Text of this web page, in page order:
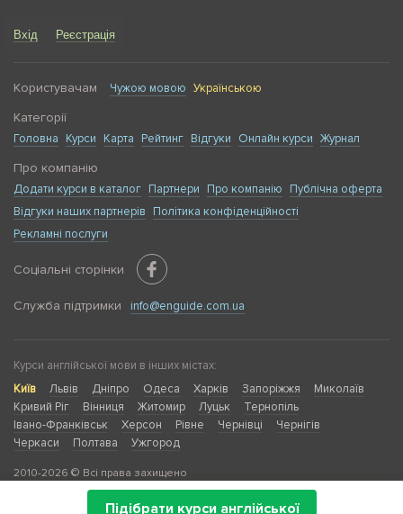
Підібрати курси англійської
Вхід Реєстрація
Користувачам Чужою мовою Українською
Категорії
Головна Курси Карта Рейтинг Відгуки Онлайн курси Журнал
Про компанію
Додати курси в каталог Партнери Про компанію
Публічна оферта
Відгуки наших партнерів
Політика конфіденційності
Рекламні послуги
Соціальні сторінки
Служба підтримки info@enguide.com.ua
Курси англійської мови в інших містах:
Київ
Львів Дніпро Одеса Харків Запоріжжя
Миколаїв
Кривий Ріг
Вінниця Житомир Луцьк
Тернопіль
Івано-Франківськ
Херсон Рівне Чернівці
Чернігів
Черкаси
Полтава Ужгород
2010-2026 © Всі права захищено